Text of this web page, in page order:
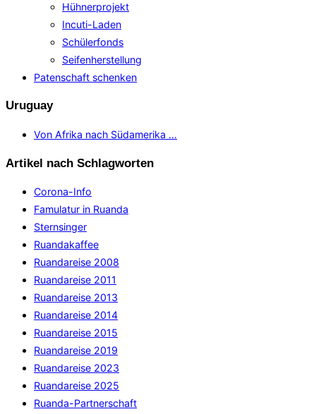
Hühnerprojekt
Incuti-Laden
Schülerfonds
Seifenherstellung
Patenschaft schenken
Uruguay
Von Afrika nach Südamerika …
Artikel nach Schlagworten
Corona-Info
Famulatur in Ruanda
Sternsinger
Ruandakaffee
Ruandareise 2008
Ruandareise 2011
Ruandareise 2013
Ruandareise 2014
Ruandareise 2015
Ruandareise 2019
Ruandareise 2023
Ruandareise 2025
Ruanda-Partnerschaft